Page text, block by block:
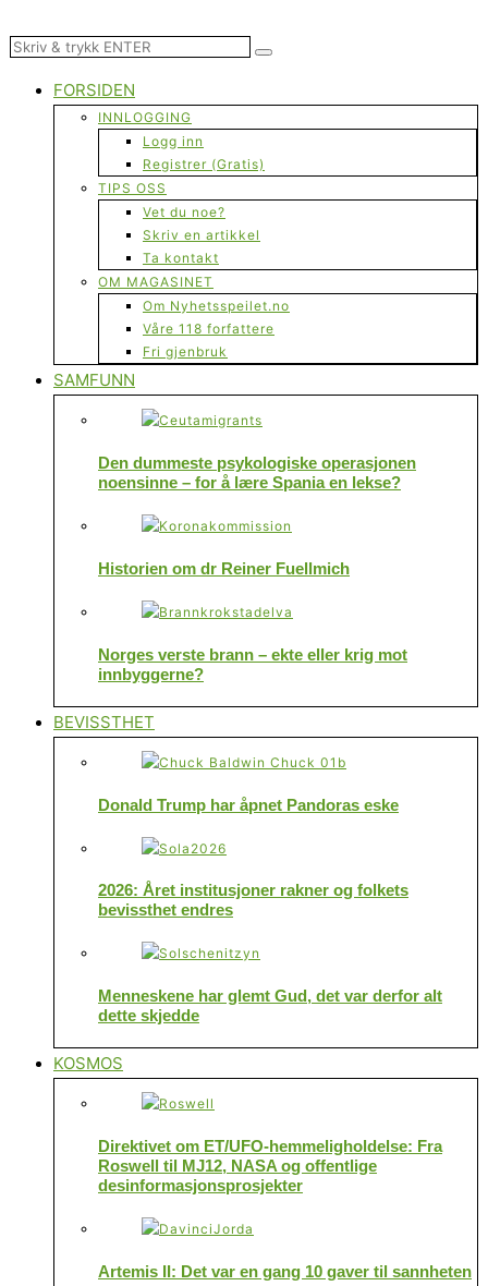
FORSIDEN
INNLOGGING
Logg inn
Registrer (Gratis)
TIPS OSS
Vet du noe?
Skriv en artikkel
Ta kontakt
OM MAGASINET
Om Nyhetsspeilet.no
Våre 118 forfattere
Fri gjenbruk
SAMFUNN
Den dummeste psykologiske operasjonen
noensinne – for å lære Spania en lekse?
Historien om dr Reiner Fuellmich
Norges verste brann – ekte eller krig mot
innbyggerne?
BEVISSTHET
Donald Trump har åpnet Pandoras eske
2026: Året institusjoner rakner og folkets
bevissthet endres
Menneskene har glemt Gud, det var derfor alt
dette skjedde
KOSMOS
Direktivet om ET/UFO-hemmeligholdelse: Fra
Roswell til MJ12, NASA og offentlige
desinformasjonsprosjekter
Artemis II: Det var en gang 10 gaver til sannheten